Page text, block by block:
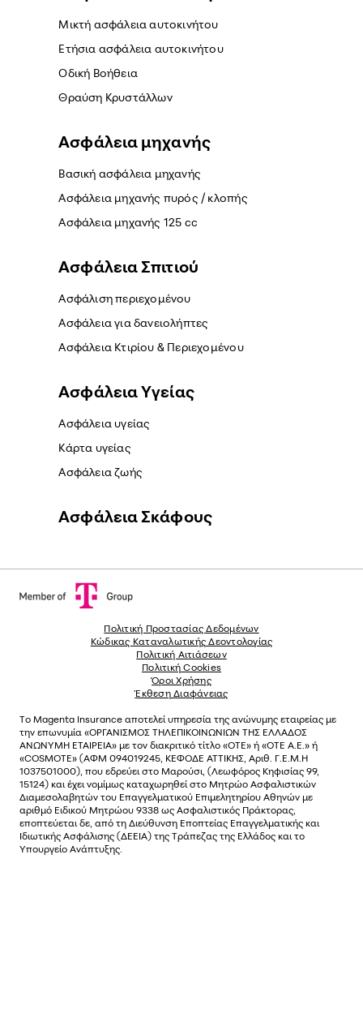
Μικτή ασφάλεια αυτοκινήτου
Ετήσια ασφάλεια αυτοκινήτου
Οδική Βοήθεια
Θραύση Κρυστάλλων
Ασφάλεια μηχανής
Βασική ασφάλεια μηχανής
Ασφάλεια μηχανής πυρός / κλοπής
Ασφάλεια μηχανής 125 cc
Ασφάλεια Σπιτιού
Ασφάλιση περιεχομένου
Ασφάλεια για δανειολήπτες
Ασφάλεια Κτιρίου & Περιεχομένου
Ασφάλεια Yγείας
Ασφάλεια υγείας
Κάρτα υγείας
Ασφάλεια ζωής
Ασφάλεια Σκάφους
Πολιτική Προστασίας Δεδομένων
Κώδικας Καταναλωτικής Δεοντολογίας
Πολιτική Αιτιάσεων
Πολιτική Cookies
Όροι Χρήσης
Έκθεση Διαφάνειας
Το Magenta Insurance αποτελεί υπηρεσία της ανώνυµης εταιρείας µε
την επωνυµία «ΟΡΓΑΝΙΣΜΟΣ ΤΗΛΕΠΙΚΟΙΝΩΝΙΩΝ ΤΗΣ ΕΛΛΑΔΟΣ
ΑΝΩΝΥΜΗ ΕΤΑΙΡΕΙΑ» µε τον διακριτικό τίτλο «OTE» ή «ΟΤΕ Α.Ε.» ή
«COSMOTE» (ΑΦΜ 094019245, ΚΕΦΟΔΕ ΑΤΤΙΚΗΣ, Αριθ. Γ.Ε.Μ.Η
1037501000), που εδρεύει στο Μαρούσι, (Λεωφόρος Κηφισίας 99,
15124) και έχει νοµίµως καταχωρηθεί στο Μητρώο Ασφαλιστικών
Διαµεσολαβητών του Επαγγελµατικού Επιµελητηρίου Αθηνών µε
αριθµό Ειδικού Μητρώου 9338 ως Ασφαλιστικός Πράκτορας,
εποπτεύεται δε, από τη Διεύθυνση Εποπτείας Επαγγελματικής και
Ιδιωτικής Ασφάλισης (ΔΕΕΙΑ) της Τράπεζας της Ελλάδος και το
Υπουργείο Ανάπτυξης.